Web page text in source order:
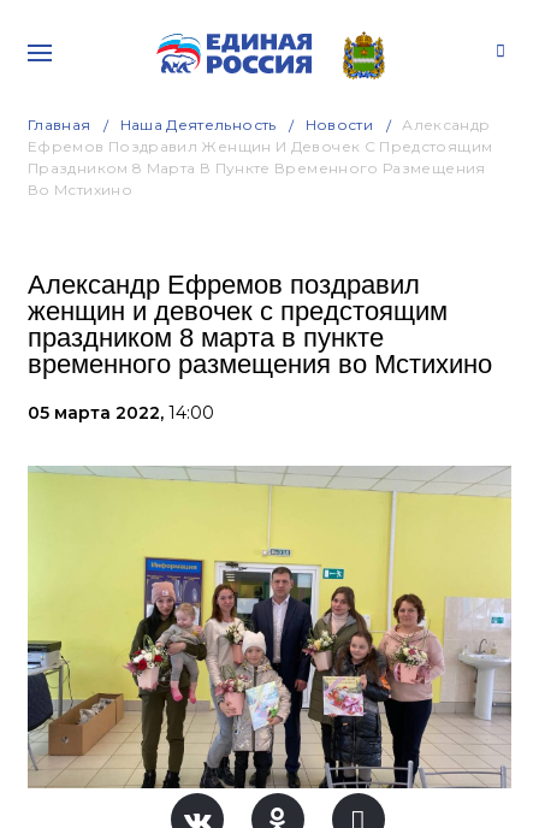
Главная Наша Деятельность Новости
Александр
Ефремов Поздравил Женщин И Девочек С Предстоящим
Праздником 8 Марта В Пункте Временного Размещения
Во Мстихино
Александр Ефремов поздравил
женщин и девочек с предстоящим
праздником 8 марта в пункте
временного размещения во Мстихино
05 марта 2022, 14:00